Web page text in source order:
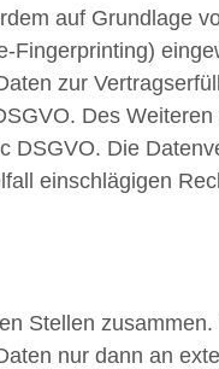
auf Grundlage
zur
Des
Die
einschlägigen
Stellen
nur dann an